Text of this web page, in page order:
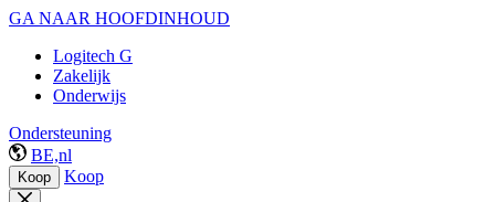
GA NAAR HOOFDINHOUD
Logitech G
Zakelijk
Onderwijs
Ondersteuning
BE,nl
Koop Koop